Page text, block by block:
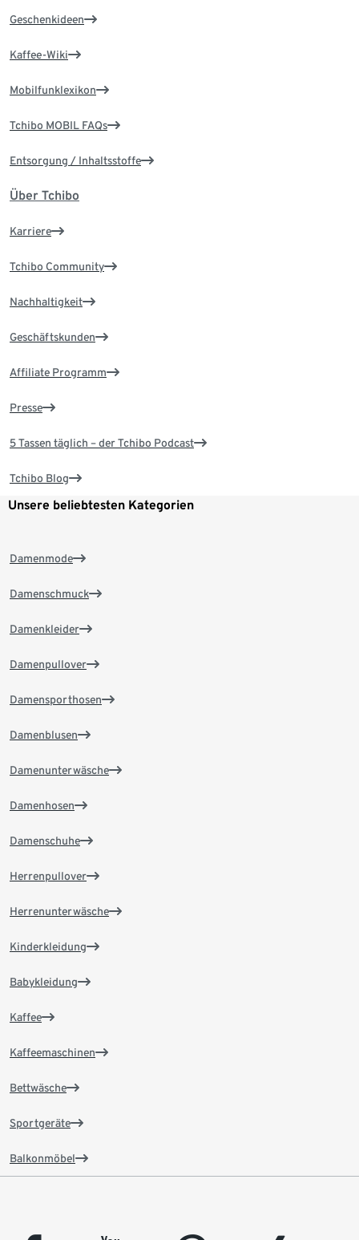
Geschenkideen
Kaffee-Wiki
Mobilfunklexikon
Tchibo MOBIL FAQs
Entsorgung / Inhaltsstoffe
Über Tchibo
Karriere
Tchibo Community
Nachhaltigkeit
Geschäftskunden
Affiliate Programm
Presse
5 Tassen täglich – der Tchibo Podcast
Tchibo Blog
Unsere beliebtesten Kategorien
Damenmode
Damenschmuck
Damenkleider
Damenpullover
Damensporthosen
Damenblusen
Damenunterwäsche
Damenhosen
Damenschuhe
Herrenpullover
Herrenunterwäsche
Kinderkleidung
Babykleidung
Kaffee
Kaffeemaschinen
Bettwäsche
Sportgeräte
Balkonmöbel